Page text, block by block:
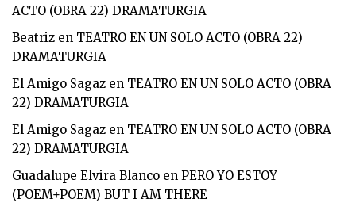
ACTO (OBRA 22) DRAMATURGIA
Beatriz en TEATRO EN UN SOLO ACTO (OBRA 22)
DRAMATURGIA
El Amigo Sagaz en TEATRO EN UN SOLO ACTO (OBRA
22) DRAMATURGIA
El Amigo Sagaz en TEATRO EN UN SOLO ACTO (OBRA
22) DRAMATURGIA
Guadalupe Elvira Blanco en PERO YO ESTOY
(POEM+POEM) BUT I AM THERE